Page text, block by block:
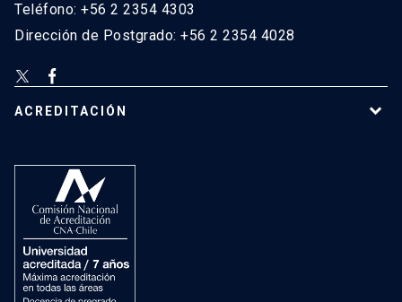
Teléfono: +56 2 2354 4303
Dirección de Postgrado: +56 2 2354 4028
ACREDITACIÓN